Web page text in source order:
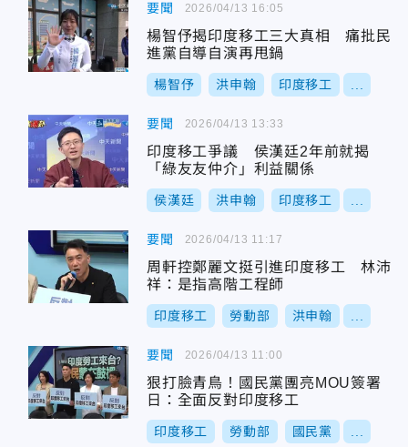
要聞
楊智伃揭印度移工三大真相 痛批民
進黨自導自演再甩鍋
楊智伃 洪申翰 印度移工
2026/04/13 16:05
要聞
印度移工爭議 侯漢廷2年前就揭
「綠友友仲介」利益關係
侯漢廷 洪申翰 印度移工
2026/04/13 13:33
要聞
周軒控鄭麗文挺引進印度移工 林沛
祥：是指高階工程師
印度移工 勞動部 洪申翰
2026/04/13 11:17
要聞
狠打臉青鳥！國民黨團亮MOU簽署
日：全面反對印度移工
印度移工 勞動部 國民黨
2026/04/13 11:00